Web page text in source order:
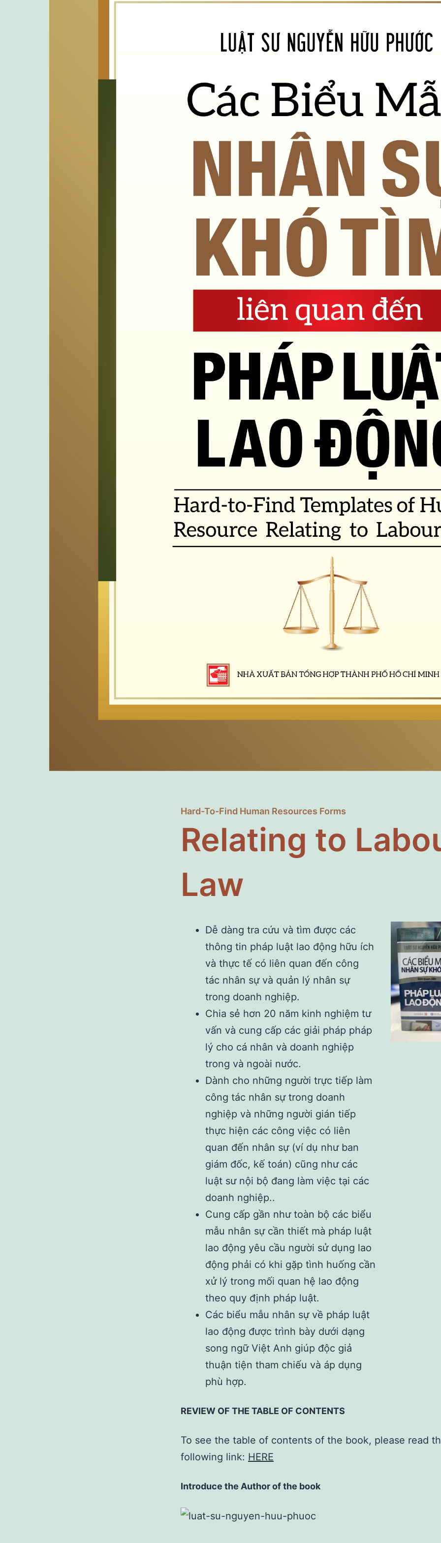
Hard-To-Find Human Resources Forms
Relating to
Law
Dễ dàng tra cứu và tìm được các
thông tin pháp luật lao động hữu ích
và thực tế có liên quan đến công
tác nhân sự và quản lý nhân sự
trong doanh nghiệp.
Chia sẻ hơn 20 năm kinh nghiệm tư
vấn và cung cấp các giải pháp pháp
lý cho cá nhân và doanh nghiệp
trong và ngoài nước.
Dành cho những người trực tiếp làm
công tác nhân sự trong doanh
nghiệp và những người gián tiếp
thực hiện các công việc có liên
quan đến nhân sự (ví dụ như ban
giám đốc, kế toán) cũng như các
luật sư nội bộ đang làm việc tại các
doanh nghiệp..
Cung cấp gần như toàn bộ các biểu
mẫu nhân sự cần thiết mà pháp luật
lao động yêu cầu người sử dụng lao
động phải có khi gặp tình huống cần
xử lý trong mối quan hệ lao động
theo quy định pháp luật.
Các biểu mẫu nhân sự về pháp luật
lao động được trình bày dưới dạng
song ngữ Việt Anh giúp độc giả
thuận tiện tham chiếu và áp dụng
phù hợp.
REVIEW OF THE TABLE OF CONTENTS
To see the table of contents of the book, please read
following link: HERE
Introduce the Author of the book